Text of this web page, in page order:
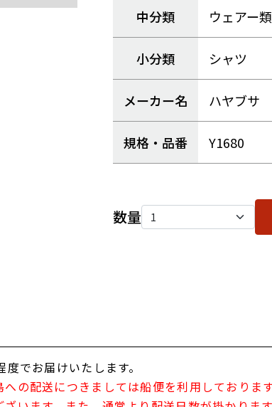
中分類 ウェアー類
小分類 シャツ
メーカー名 ハヤブサ
規格・品番 Y1680
数量
でお届けいたします。
の配送につきましては船便を利用しておりま